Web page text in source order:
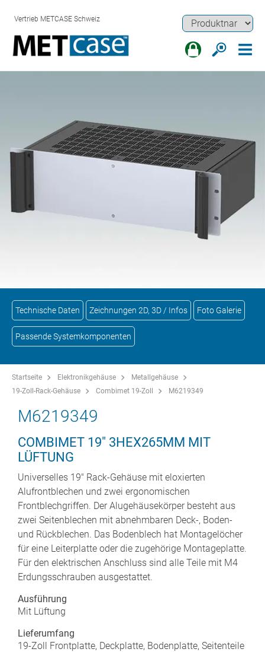
Vertrieb METCASE Schweiz
Technische Daten Zeichnungen 2D, 3D / Infos Foto Galerie
Passende Systemkomponenten
Startseite Elektronikgehäuse
Metallgehäuse
19-Zoll-Rack-Gehäuse
Combimet 19-Zoll M6219349
M6219349
COMBIMET 19" 3HEX265MM MIT
LÜFTUNG
Universelles 19" Rack-Gehäuse mit eloxierten
Alufrontblechen und zwei ergonomischen
Frontblechgriffen. Der Alugehäusekörper besteht aus
zwei Seitenblechen mit abnehmbaren Deck-, Boden-
und Rückblechen. Das Bodenblech hat Montagelöcher
für eine Leiterplatte oder die zugehörige Montageplatte.
Für den elektrischen Anschluss sind alle Teile mit M4
Erdungsschrauben ausgestattet.
Ausführung
Mit Lüftung
Lieferumfang
19-Zoll Frontplatte, Deckplatte, Bodenplatte, Seitenteile